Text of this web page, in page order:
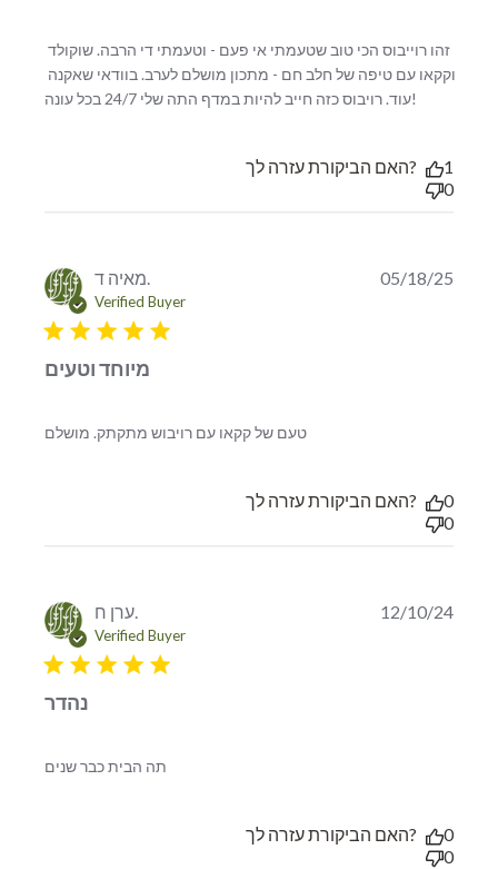
זהו רוייבוס הכי טוב שטעמתי אי פעם - וטעמתי די הרבה. שוקולד
עוד. רויבוס כזה חייב להיות במדף התה שלי 24/7 בכל עונה!
content
זהו רוייבוס
הכי טוב
האם הביקורת עזרה לך?
1
0
מאיה ד.
Verified Buyer
5 star rating
מיוחד וטעים
טעם של קקאו עם רויבוש מתקתק. מושלם
05/18/25
האם הביקורת עזרה לך?
0
0
ערן ח.
Verified Buyer
5 star rating
נהדר
תה הבית כבר שנים
12/10/24
האם הביקורת עזרה לך?
0
0